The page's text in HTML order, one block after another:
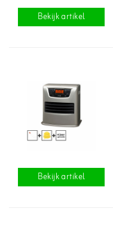
Bekijk artikel
Bekijk artikel